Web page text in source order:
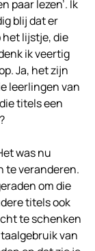
paar lezen’. Ik
blij dat er
het lijstje, die
ik veertig
Ja, het zijn
leerlingen van
titels een
was nu
te veranderen.
om die
titels ook
te schenken
van